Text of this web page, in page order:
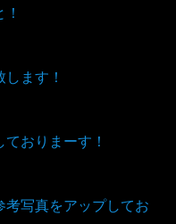
ます！
おりまーす！
写真をアップしてお